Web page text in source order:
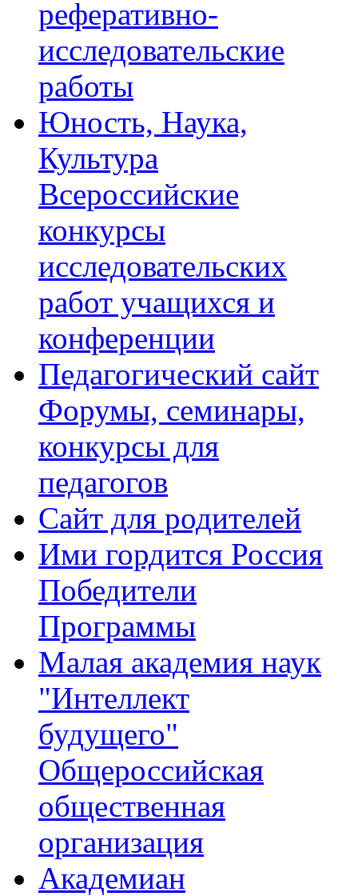
реферативно-
исследовательские
работы
Юность, Наука,
Культура
Всероссийские
конкурсы
исследовательских
работ учащихся и
конференции
Педагогический сайт
Форумы, семинары,
конкурсы для
педагогов
Сайт для родителей
Ими гордится Россия
Победители
Программы
Малая академия наук
"Интеллект
будущего"
Общероссийская
общественная
организация
Академиан